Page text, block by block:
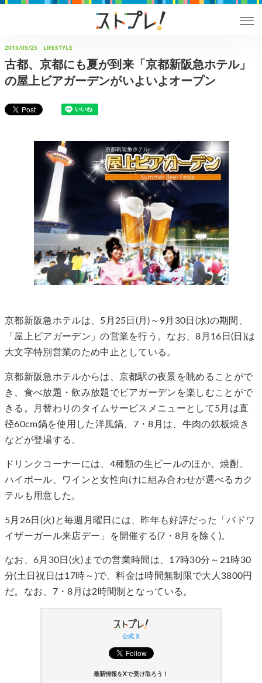
2015/05/25 LIFESTYLE
古都、京都にも夏が到来「京都新阪急ホテル」
の屋上ビアガーデンがいよいよオープン
京都新阪急ホテルは、5月25日(月)～9月30日(水)の期間、
「屋上ビアガーデン」の営業を行う。なお、8月16日(日)は
大文字特別営業のため中止としている。
京都新阪急ホテルからは、京都駅の夜景を眺めることがで
き、食べ放題・飲み放題でビアガーデンを楽しむことがで
きる。月替わりのタイムサービスメニューとして5月は直
径60cm鍋を使用した洋風鍋、7・8月は、牛肉の鉄板焼き
などが登場する。
ドリンクコーナーには、4種類の生ビールのほか、焼酎、
ハイボール、ワインと女性向けに組み合わせが選べるカク
テルも用意した。
5月26日(火)と毎週月曜日には、昨年も好評だった「バドワ
イザーガール来店デー」を開催する(7・8月を除く)。
なお、6月30日(火)までの営業時間は、17時30分～21時30
分(土日祝日は17時～)で、料金は時間無制限で大人3800円
だ。なお、7・8月は2時間制となっている。
公式 X
最新情報をXで受け取ろう！